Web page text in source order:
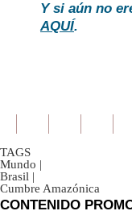
Y si aún no
AQUÍ.
TAGS
Mundo |
Brasil |
Cumbre Amazónica